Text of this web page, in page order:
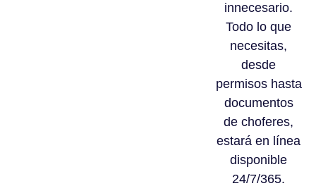
innecesario.
Todo lo que
necesitas,
desde
permisos hasta
documentos
de choferes,
estará en línea
disponible
24/7/365.